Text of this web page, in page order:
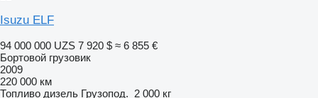
Isuzu ELF
94 000 000 UZS 7 920 $ ≈ 6 855 €
Бортовой грузовик
2009
220 000 км
Топливо дизель Грузопод. 2 000 кг